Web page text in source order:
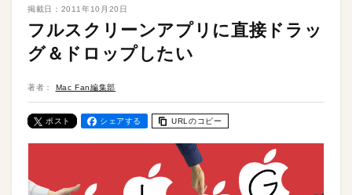
掲載日： 2011年10月20日
フルスクリーンアプリに直接ドラッ
グ＆ドロップしたい
著者： Mac Fan編集部
ポスト シェアする URLのコピー